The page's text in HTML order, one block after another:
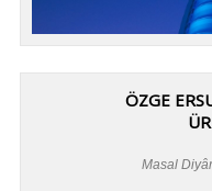
ÖZGE
Masal